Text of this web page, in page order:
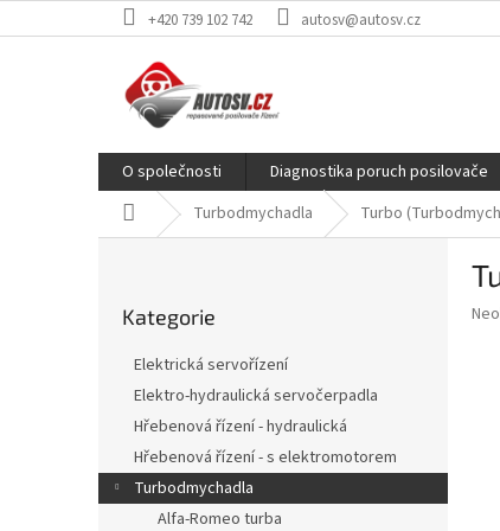
na
+420 739 102 742 autosv@autosv.cz
O společnosti Diagnostika poruch posilovače
Domů Turbodmychadla Turbo
a
kategorie
Kategorie
Elektrická servořízení
Elektro-hydraulická servočerpadla
Hřebenová řízení - hydraulická
Hřebenová řízení - s elektromotorem
Turbodmychadla
Alfa-Romeo turba